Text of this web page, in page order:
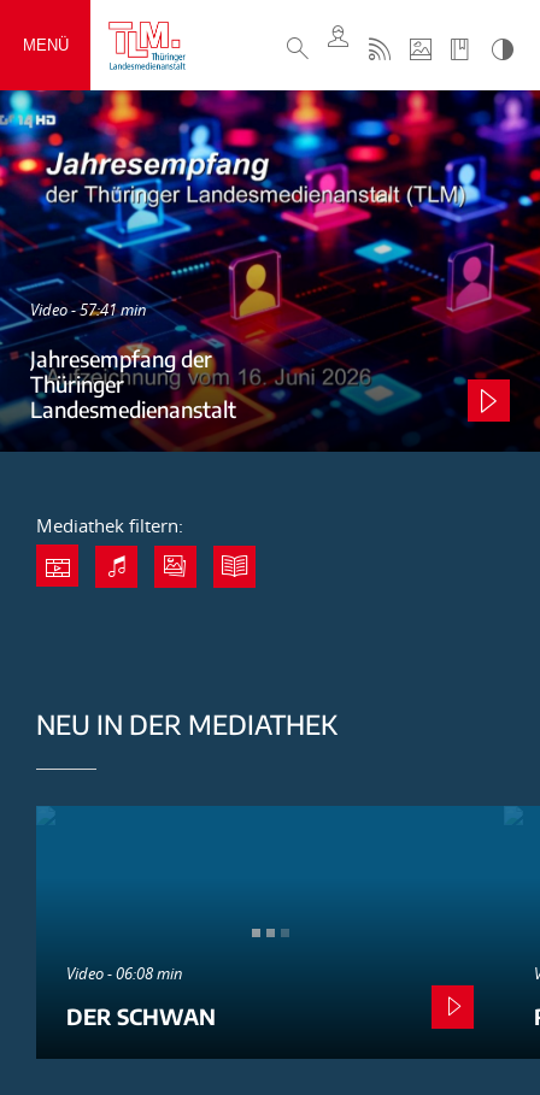
MENÜ
Video - 57:41 min
Jahresempfang der
Thüringer
Landesmedienanstalt
Mediathek filtern:
NEU IN DER MEDIATHEK
Video - 06:08 min
DER SCHWAN